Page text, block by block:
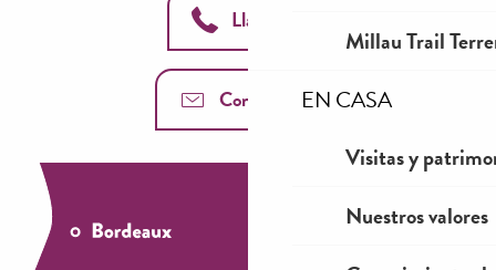
Millau Trail
EN CASA
Visitas y
Nuestros valores
Llámanos
Contáctenos